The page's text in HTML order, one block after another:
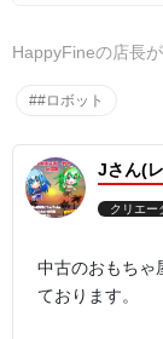
HappyFineの店長
##ロボット
Jさん(
クリエー
中古のおもちゃ
ております。